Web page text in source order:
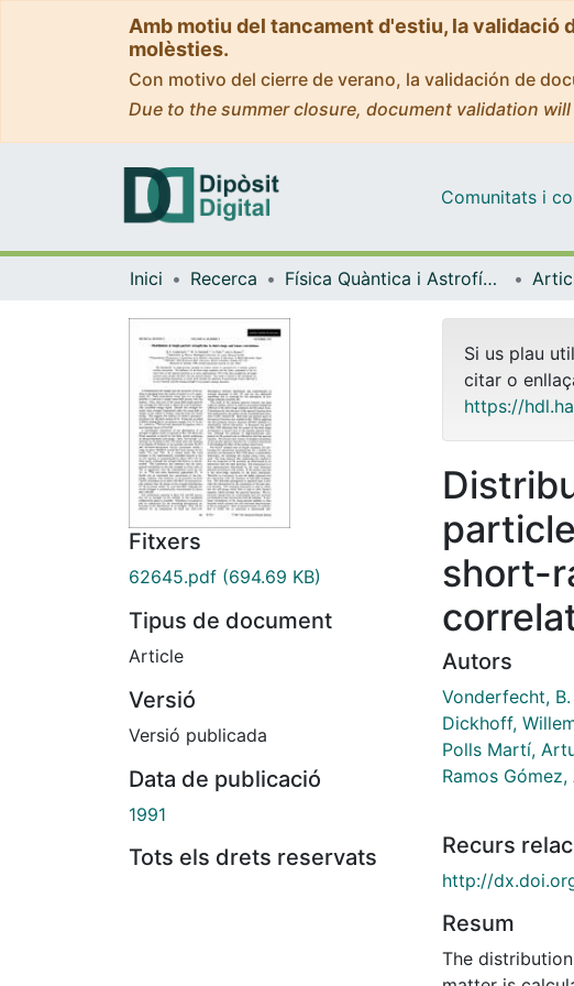
Amb motiu del tancament d'estiu, la validació
molèsties.
Con motivo del cierre de verano, la validación de
Due to the summer closure, document validation
Comunitats i
Inici Recerca Física Quàntica i Astrofísica
Fitxers
62645.pdf (694.69 KB)
Tipus de document
Article
Versió
Versió publicada
Data de publicació
1991
Tots els drets reservats
Si us plau
citar o
https://
short-
Autors
Vonderfecht, B.
Dickhoff,
Polls Martí,
Ramos Gómez,
Recurs
http://
Resum
The